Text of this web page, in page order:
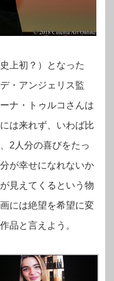
上初？）となった
・アンジェリス監
ナ・トゥルコさんは
は来れず、いわば比
2人分の喜びをたっ
が幸せになれないか
見えてくるという物
には絶望を希望に変
品と言えよう。